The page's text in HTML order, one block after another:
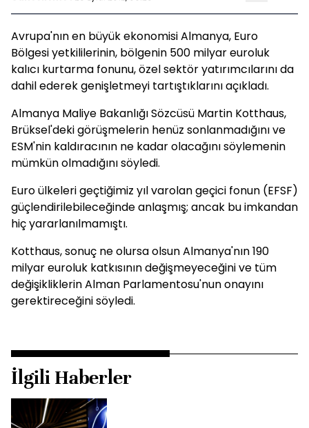
Avrupa'nın en büyük ekonomisi Almanya, Euro
Bölgesi yetkililerinin, bölgenin 500 milyar euroluk
kalıcı kurtarma fonunu, özel sektör yatırımcılarını da
dahil ederek genişletmeyi tartıştıklarını açıkladı.
Almanya Maliye Bakanlığı Sözcüsü Martin Kotthaus,
Brüksel'deki görüşmelerin henüz sonlanmadığını ve
ESM'nin kaldıracının ne kadar olacağını söylemenin
mümkün olmadığını söyledi.
Euro ülkeleri geçtiğimiz yıl varolan geçici fonun (EFSF)
güçlendirilebileceğinde anlaşmış; ancak bu imkandan
hiç yararlanılmamıştı.
Kotthaus, sonuç ne olursa olsun Almanya'nın 190
milyar euroluk katkısının değişmeyeceğini ve tüm
değişikliklerin Alman Parlamentosu'nun onayını
gerektireceğini söyledi.
İlgili Haberler